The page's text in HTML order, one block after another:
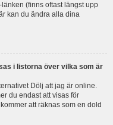
(finns oftast längst upp
kan du ändra alla dina
i listorna över vilka som är
Dölj att jag är online.
du endast att visas för
att räknas som en dold